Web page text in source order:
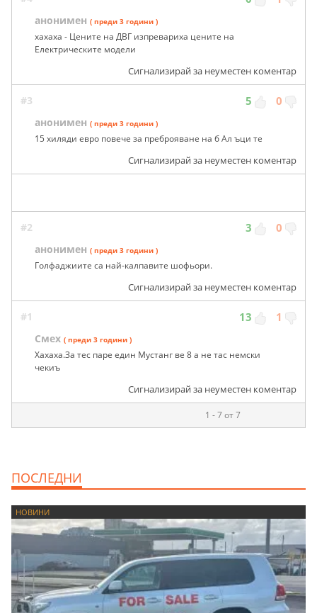
анонимен ( преди 3 години )
хахаха - Цените на ДВГ изпревариха цените на
Електрическите модели
Сигнализирай за неуместен коментар
#3 5 0
анонимен ( преди 3 години )
15 хиляди евро повече за преброяване на б Ал ъци те
Сигнализирай за неуместен коментар
#2 3 0
анонимен ( преди 3 години )
Голфаджиите са най-калпавите шофьори.
Сигнализирай за неуместен коментар
#1 13 1
Смех ( преди 3 години )
Хахаха.За тес паре един Мустанг ве 8 а не тас немски
чекиъ
Сигнализирай за неуместен коментар
1 - 7 от 7
ПОСЛЕДНИ
НОВИНИ